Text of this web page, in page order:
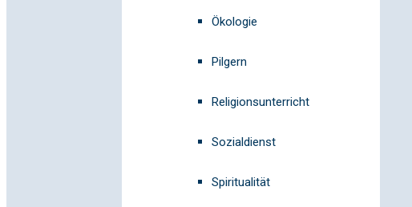
Ökologie
Pilgern
Religionsunterricht
Sozialdienst
Spiritualität